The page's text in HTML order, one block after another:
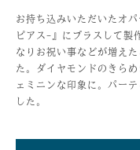
お持ち込みいただいたオ
ピアス-』にプラスして製
なりお祝い事などが増え
た。ダイヤモンドのきら
ェミニンな印象に。パー
した。